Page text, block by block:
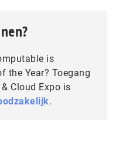
is
the Year? Toegang
Cloud Expo is
.